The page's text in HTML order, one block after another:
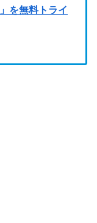
を無料トライ